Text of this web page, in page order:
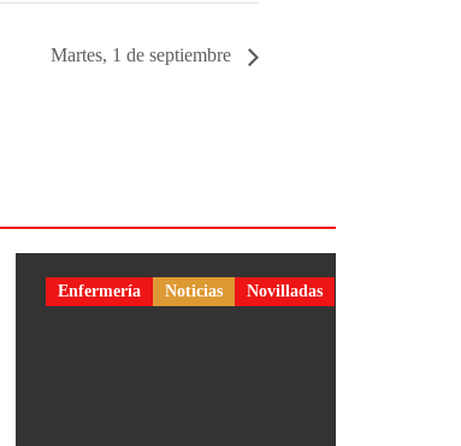
Martes, 1 de septiembre
Enfermería Noticias Novilladas